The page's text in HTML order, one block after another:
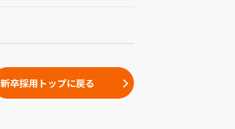
新卒採用トップに戻る